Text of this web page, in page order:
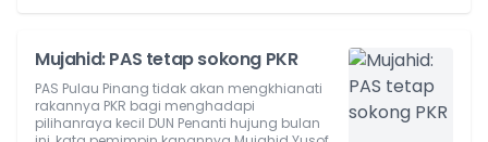
Mujahid: PAS tetap sokong PKR
PAS Pulau Pinang tidak akan mengkhianati
rakannya PKR bagi menghadapi
pilihanraya kecil DUN Penanti hujung bulan